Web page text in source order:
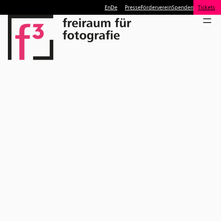
EnDe PresseFördervereinSpenden Tickets